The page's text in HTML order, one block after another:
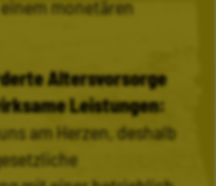
monetären
Altersvorsorge
Leistungen:
am Herzen, deshalb